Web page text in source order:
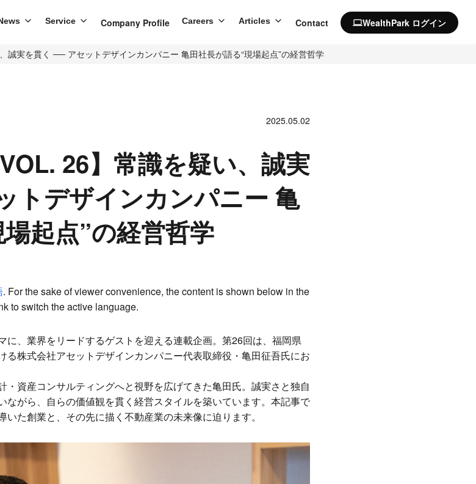
Service Company Profile Careers Articles Contact computerWealthPark ログイン
誠実を貫く ── アセットデザインカンパニー 亀田社長が語る“現場起点”の経営哲学
2025.05.02
26】常識を疑い、誠実
トデザインカンパニー 亀
起点”の経営哲学
. For the sake of viewer convenience, the content is shown below in the
to switch the active language.
に、業界をリードするゲストを迎える連載企画。第26回は、福岡県
る株式会社アセットデザインカンパニー代表取締役・亀田征吾氏にお
・資産コンサルティングへと視野を広げてきた亀田氏。誠実さと独自
ながら、自らの価値観を貫く経営スタイルを築いています。本記事で
た創業と、その先に描く不動産業の未来像に迫ります。